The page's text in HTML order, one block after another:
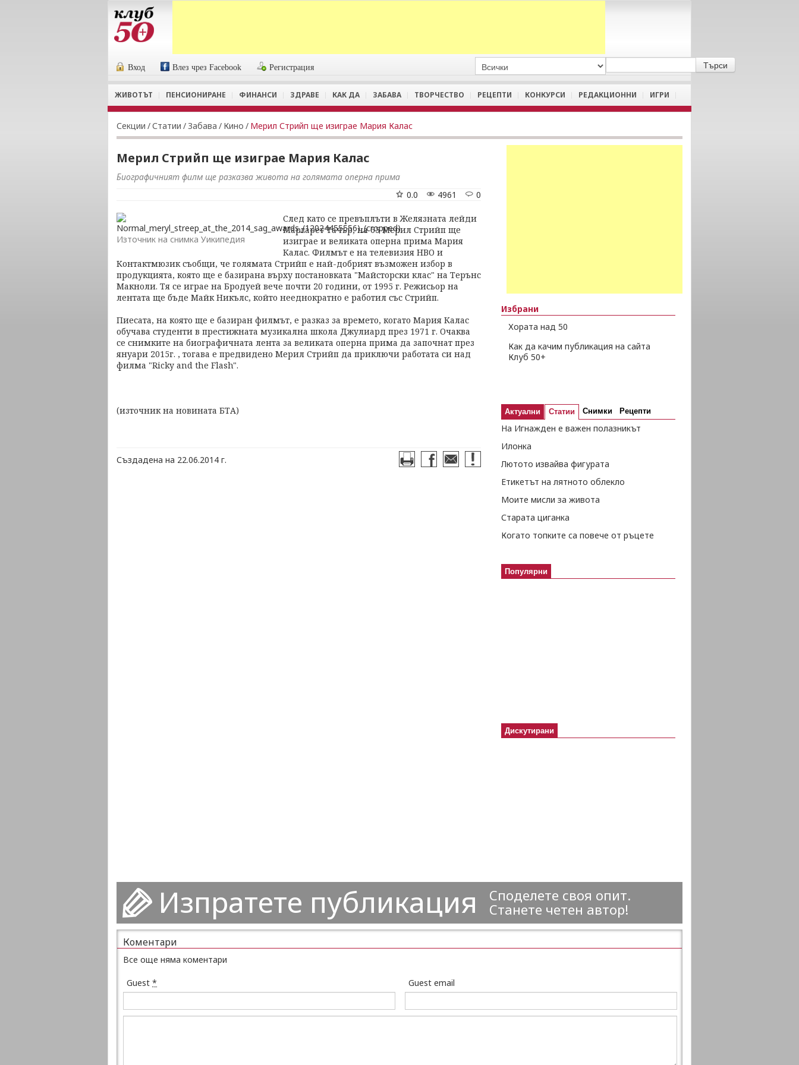
Вход Влез чрез Facebook Регистрация
ЖИВОТЪТ ПЕНСИОНИРАНЕ ФИНАНСИ ЗДРАВЕ КАК ДА ЗАБАВА ТВОРЧЕСТВО РЕЦЕПТИ КОНКУРСИ РЕДАКЦИОННИ ИГРИ
Секции /Статии / Забава / Кино / Мерил Стрийп ще изиграе Мария Калас
Мерил Стрийп ще изиграе Мария Калас
Биографичният филм ще разказва живота на голямата оперна прима
0
4961
0.0
Източник на снимка Уикипедия
След като се превъплъти в Желязната лейди
Маргарет Тачър, на 65 Мерил Стрийп ще
изиграе и великата оперна прима Мария
Калас. Филмът е на телевизия НВО и
Контактмюзик съобщи, че голямата Стрийп е най-добрият възможен избор в
продукцията, която ще е базирана върху постановката "Майсторски клас" на Терънс
Макноли. Тя се играе на Бродуей вече почти 20 години, от 1995 г. Режисьор на
лентата ще бъде Майк Никълс, който нееднократно е работил със Стрийп.
Пиесата, на която ще е базиран филмът, е разказ за времето, когато Мария Калас
обучава студенти в престижната музикална школа Джулиард през 1971 г. Очаква
се снимките на биографичната лента за великата оперна прима да започнат през
януари 2015г. , тогава е предвидено Мерил Стрийп да приключи работата си над
филма "Ricky and the Flash".
(източник на новината БТА)
Създадена на 22.06.2014 г.
Избрани
Хората над 50
Как да качим публикация на сайта
Клуб 50+
Актуални Статии Снимки Рецепти
На Игнажден е важен полазникът
Илонка
Лютото извайва фигурата
Етикетът на лятното облекло
Моите мисли за живота
Старата циганка
Когато топките са повече от ръцете
Популярни
Дискутирани
Изпратете публикация
Споделете своя опит.
Станете четен автор!
Коментари
Все още няма коментари
Guest * Guest email